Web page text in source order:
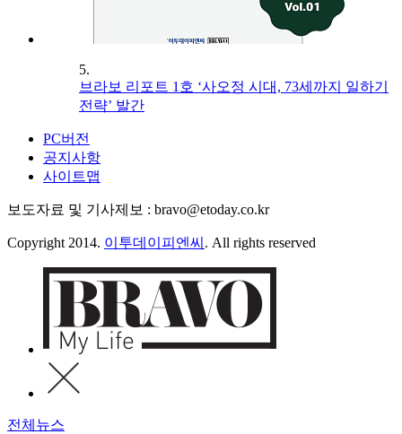
5.
브라보 리포트 1호 ‘사오정 시대, 73세까지 일하기
전략’ 발간
PC버전
공지사항
사이트맵
보도자료 및 기사제보 : bravo@etoday.co.kr
Copyright 2014. 이투데이피엔씨 . All rights reserved
전체뉴스